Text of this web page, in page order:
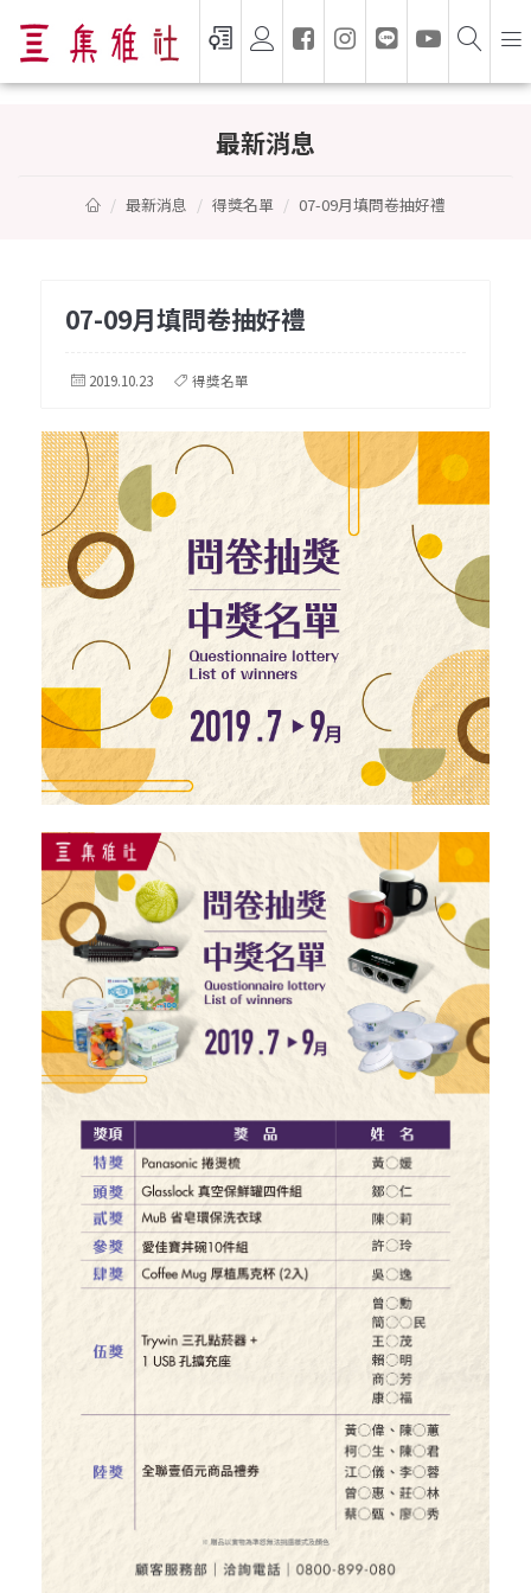
最新消息
最新消息 得獎名單 07-09月填問卷抽好禮
07-09月填問卷抽好禮
2019.10.23 得獎名單